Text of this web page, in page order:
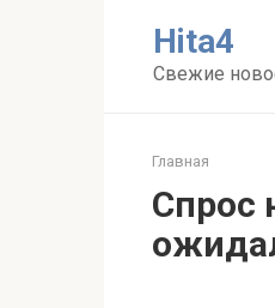
Нita4
Свежие
Главная
Спрос